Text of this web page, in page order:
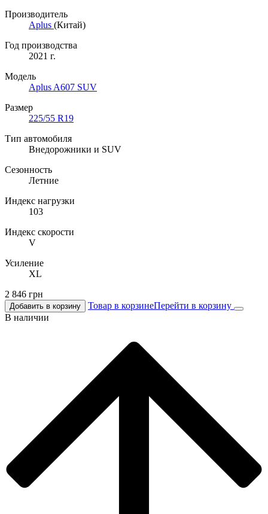
Производитель
Aplus (Китай)
Год производства
2021 г.
Модель
Aplus A607 SUV
Размер
225/55 R19
Тип автомобиля
Внедорожники и SUV
Сезонность
Летние
Индекс нагрузки
103
Индекс скорости
V
Усиление
XL
2 846 грн
Добавить в корзину Товар в корзинеПерейти в корзину
В наличии